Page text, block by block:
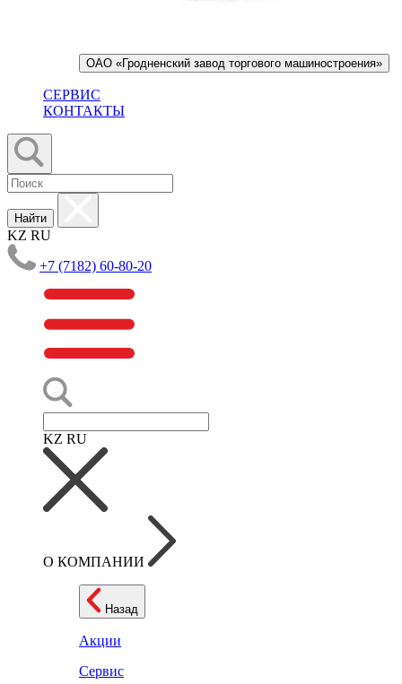
ОАО «Гродненский завод торгового машиностроения»
СЕРВИС
КОНТАКТЫ
Найти
KZ RU
+7 (7182) 60-80-20
KZ RU
О КОМПАНИИ
Назад
Акции
Сервис